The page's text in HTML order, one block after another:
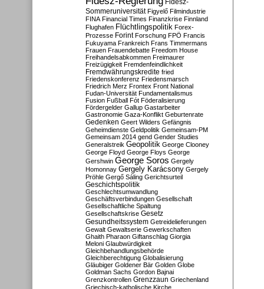
Fidesz-
Sommeruniversität Figyelő Filmindustrie
FINA Financial Times Finanzkrise Finnland
Flughafen Flüchtlingspolitik Forex-
Prozesse Forint Forschung FPÖ Francis
Fukuyama Frankreich Frans Timmermans
Frauen Frauendebatte Freedom House
Freihandelsabkommen Freimaurer
Freizügigkeit Fremdenfeindlichkeit
Fremdwährungskredite fried
Friedenskonferenz Friedensmarsch
Friedrich Merz Frontex Front National
Fudan-Universität Fundamentalismus
Fusion Fußball Fót Föderalisierung
Fördergelder Gallup Gastarbeiter
Gastronomie Gaza-Konflikt Geburtenrate
Gedenken Geert Wilders Gefängnis
Geheimdienste Geldpolitik Gemeinsam-PM
Gemeinsam 2014 gend Gender Studies
Generalstreik Geopolitik George Clooney
George Floyd George Floys George
Gershwin George Soros Gergely
Homonnay Gergely Karácsony Gergely
Pröhle Gergő Sáling Gerichtsurteil
Geschichtspolitik
Geschlechtsumwandlung
Geschäftsverbindungen Gesellschaft
Gesellschaftliche Spaltung
Gesellschaftskrise Gesetz
Gesundheitssystem Getreidelieferungen
Gewalt Gewaltserie Gewerkschaften
Ghaith Pharaon Giftanschlag Giorgia
Meloni Glaubwürdigkeit
Gleichbehandlungsbehörde
Gleichberechtigung Globalisierung
Gläubiger Goldener Bär Golden Globe
Goldman Sachs Gordon Bajnai
Grenzkontrollen Grenzzaun Griechenland
Griechisch-katholische Kirche